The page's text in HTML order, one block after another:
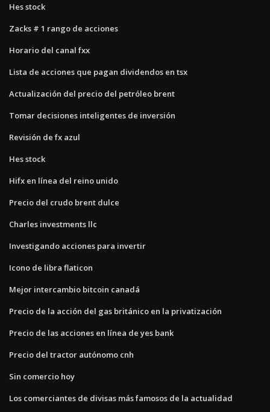
Hes stock
Zacks # 1 rango de acciones
Horario del canal fxx
Lista de acciones que pagan dividendos en tsx
Actualización del precio del petróleo brent
Tomar decisiones inteligentes de inversión
Revisión de fx azul
Hes stock
Hifx en línea del reino unido
Precio del crudo brent dulce
Charles investments llc
Investigando acciones para invertir
Icono de libra flaticon
Mejor intercambio bitcoin canadá
Precio de la acción del gas británico en la privatización
Precio de las acciones en línea de yes bank
Precio del tractor autónomo cnh
Sin comercio hoy
Los comerciantes de divisas más famosos de la actualidad